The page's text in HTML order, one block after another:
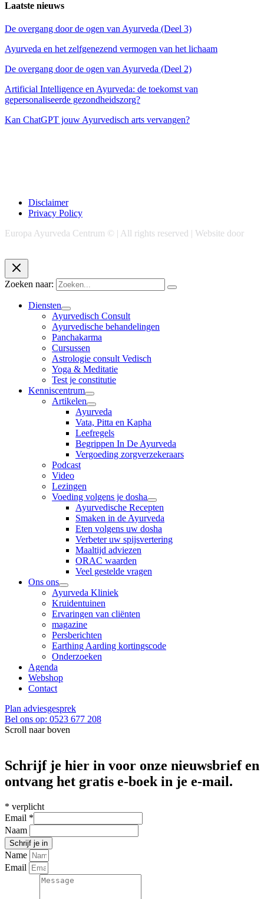
Laatste nieuws
De overgang door de ogen van Ayurveda (Deel 3)
Ayurveda en het zelfgenezend vermogen van het lichaam
De overgang door de ogen van Ayurveda (Deel 2)
Artificial Intelligence en Ayurveda: de toekomst van
gepersonaliseerde gezondheidszorg?
Kan ChatGPT jouw Ayurvedisch arts vervangen?
Disclaimer
Privacy Policy
Europa Ayurveda Centrum © | All rights reserved | Website door
Zoeken naar:
Diensten
Ayurvedisch Consult
Ayurvedische behandelingen
Panchakarma
Cursussen
Astrologie consult Vedisch
Yoga & Meditatie
Test je constitutie
Kenniscentrum
Artikelen
Ayurveda
Vata, Pitta en Kapha
Leefregels
Begrippen In De Ayurveda
Vergoeding zorgverzekeraars
Podcast
Video
Lezingen
Voeding volgens je dosha
Ayurvedische Recepten
Smaken in de Ayurveda
Eten volgens uw dosha
Verbeter uw spijsvertering
Maaltijd adviezen
ORAC waarden
Veel gestelde vragen
Ons ons
Ayurveda Kliniek
Kruidentuinen
Ervaringen van cliënten
magazine
Persberichten
Earthing Aarding kortingscode
Onderzoeken
Agenda
Webshop
Contact
Plan adviesgesprek
Bel ons op: 0523 677 208
Scroll naar boven
Schrijf je hier in voor onze nieuwsbrief en
ontvang het gratis e-boek in je e-mail.
* verplicht
Email *
Naam
Name
Email